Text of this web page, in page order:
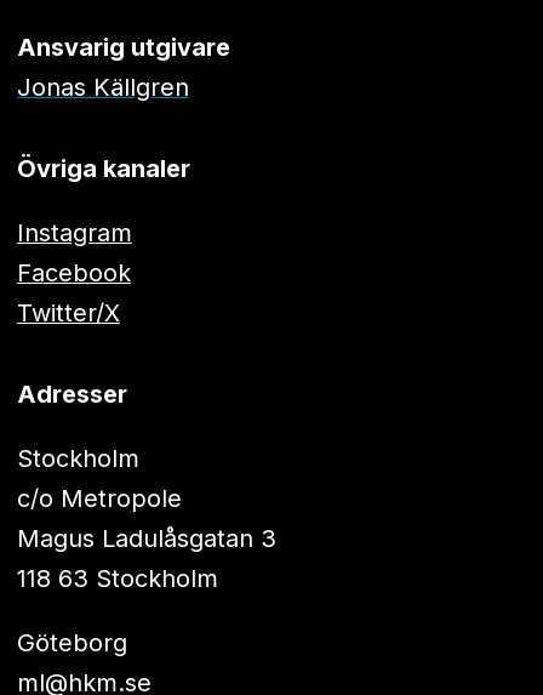
Ansvarig utgivare
Jonas Källgren
Övriga kanaler
Instagram
Facebook
Twitter/X
Adresser
Stockholm
c/o Metropole
Magus Ladulåsgatan 3
118 63 Stockholm
Göteborg
ml@hkm.se